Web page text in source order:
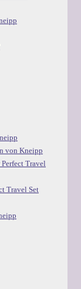
von Kneipp
Travel
Travel Set